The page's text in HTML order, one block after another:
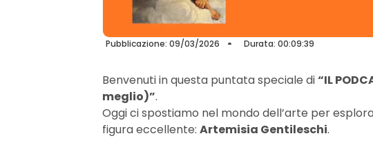
Pubblicazione: 09/03/2026 Durata: 00:09:39
Benvenuti in questa puntata speciale di“IL
meglio)”.
Oggi ci spostiamo nel mondo dell’arte per
figura eccellente: Artemisia Gentileschi.